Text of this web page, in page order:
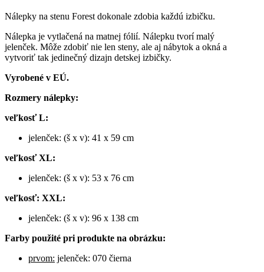
Nálepky na stenu Forest dokonale zdobia každú izbičku.
Nálepka je vytlačená na matnej fólií. Nálepku tvorí malý
jelenček. Môže zdobiť nie len steny, ale aj nábytok a okná a
vytvoriť tak jedinečný dizajn detskej izbičky.
Vyrobené v EÚ.
Rozmery nálepky:
veľkosť L:
jelenček: (š x v): 41 x 59 cm
veľkosť XL:
jelenček: (š x v): 53 x 76 cm
veľkosť: XXL:
jelenček: (š x v): 96 x 138 cm
Farby použité pri produkte na obrázku:
prvom: jelenček: 070 čierna